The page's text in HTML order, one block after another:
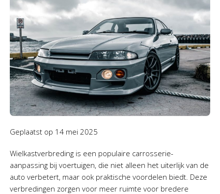
Geplaatst op 14 mei 2025
Wielkastverbreding is een populaire carrosserie-
aanpassing bij voertuigen, die niet alleen het uiterlijk van de
auto verbetert, maar ook praktische voordelen biedt. Deze
verbredingen zorgen voor meer ruimte voor bredere